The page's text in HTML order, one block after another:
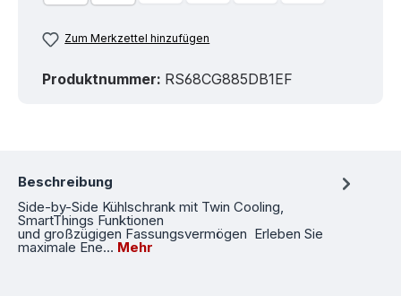
Zum Merkzettel hinzufügen
Produktnummer: RS68CG885DB1EF
Beschreibung
Side-by-Side Kühlschrank mit Twin Cooling,
SmartThings Funktionen
und großzügigen Fassungsvermögen Erleben Sie
maximale Ene… Mehr